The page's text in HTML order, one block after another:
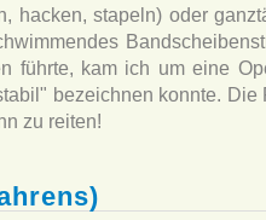
hacken, stapeln) oder
führte, kam ich um eine
bezeichnen konnte. Die
zu reiten!